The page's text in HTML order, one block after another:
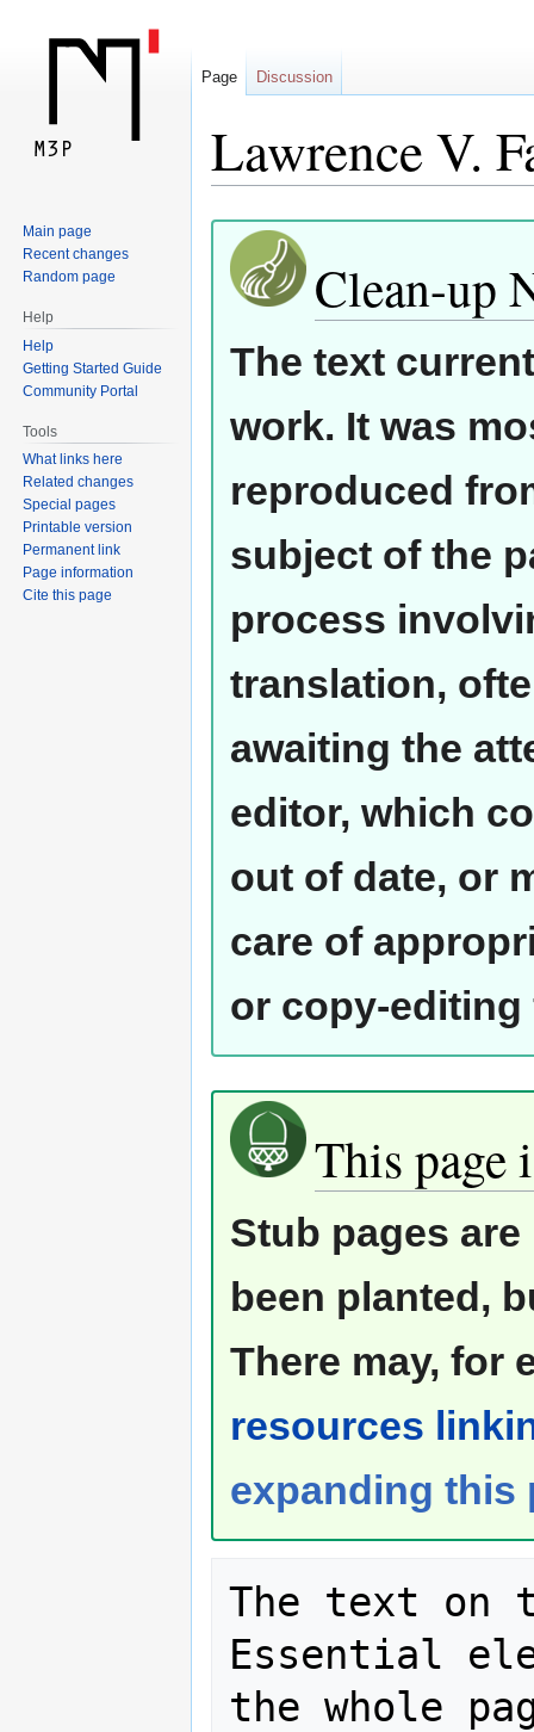
Lawrence V.
Jump
navigation
Jump
search
Clean-up
The text
work. It was
reproduced
subject of the
process
translation,
awaiting the
editor, which
out of date, or
care of
or copy-editing
This page
Stub pages
been planted,
There may, for
resources
expanding this
The text on
Essential
the whole
Page Discussion
Main page
Recent changes
Random page
Help
Help
Getting Started Guide
Community Portal
Tools
What links here
Related changes
Special pages
Printable version
Permanent link
Page information
Cite this page